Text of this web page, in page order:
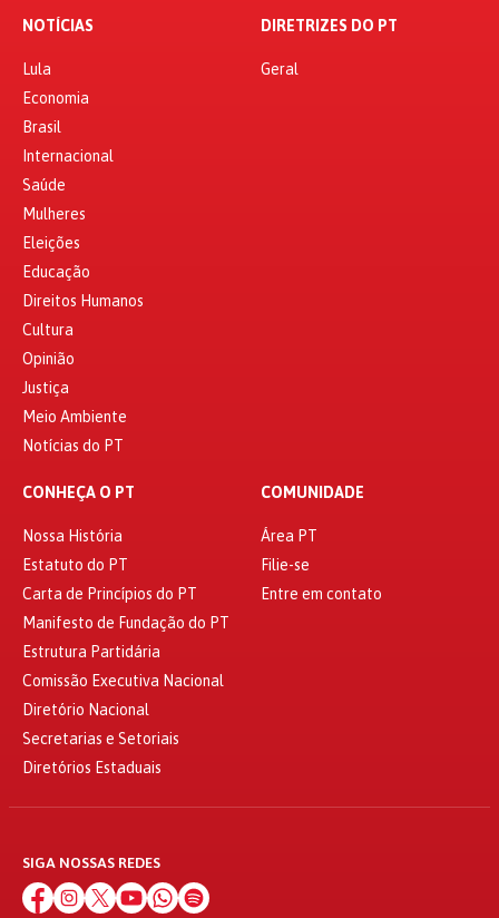
NOTÍCIAS
Lula
Economia
Brasil
Internacional
Saúde
Mulheres
Eleições
Educação
Direitos Humanos
Cultura
Opinião
Justiça
Meio Ambiente
Notícias do PT
DIRETRIZES DO PT
Geral
CONHEÇA O PT
Nossa História
Estatuto do PT
Carta de Princípios do PT
Manifesto de Fundação do PT
Estrutura Partidária
Comissão Executiva Nacional
Diretório Nacional
Secretarias e Setoriais
Diretórios Estaduais
COMUNIDADE
Área PT
Filie-se
Entre em contato
SIGA NOSSAS REDES